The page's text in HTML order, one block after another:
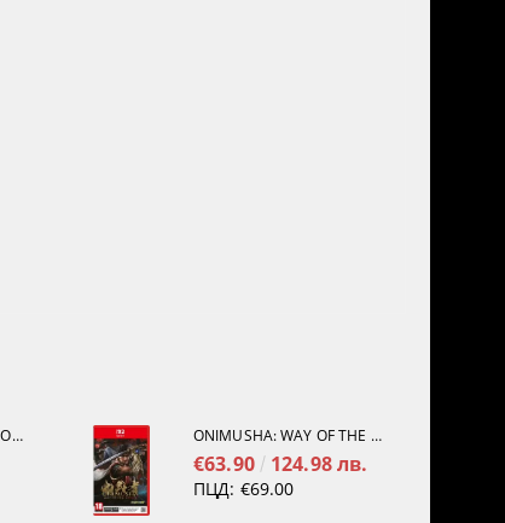
HOLLOW KNIGHT: SILKSONG [PS5] ONIMUSHA: WAY OF THE SWORD [NINTENDO SWITCH 2]
€63.90 124.98 лв.
ПЦД: €69.00